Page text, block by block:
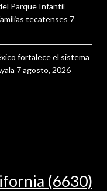
Parque Infantil
tecatenses 7
fortalece el sistema
7 agosto, 2026
(6630)